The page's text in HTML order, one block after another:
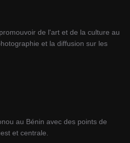
de l'art et de la culture au
et la diffusion sur les
au Bénin avec des points de
et centrale.